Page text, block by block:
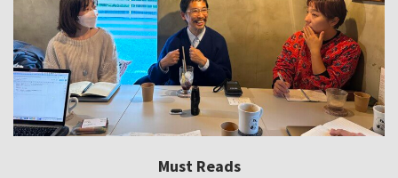
Must Reads
Must Reads
Must Reads
Must Reads
Must Reads